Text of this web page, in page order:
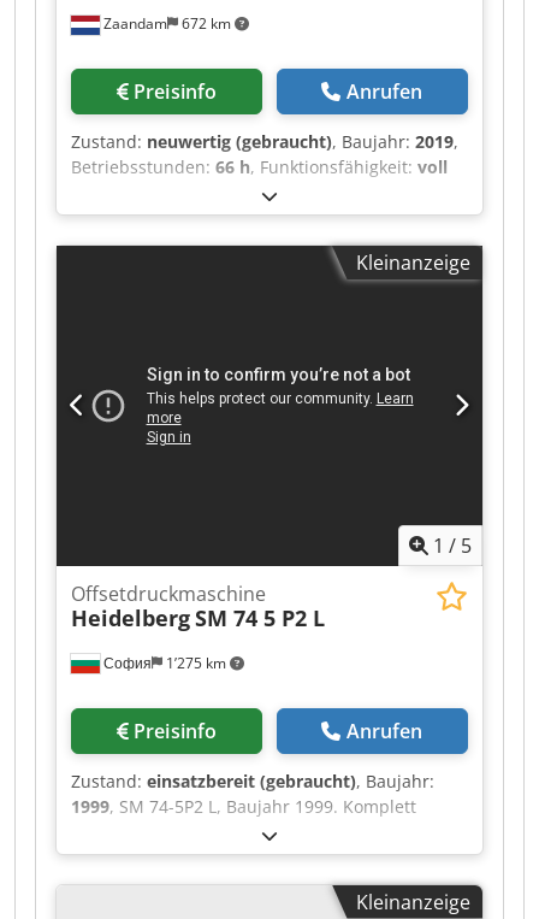
Zaandam 672 km
Preisinfo Anrufen
Zustand: neuwertig (gebraucht), Baujahr: 2019,
Betriebsstunden: 66 h, Funktionsfähigkeit: voll
, Format 60 x 75 cm, Presscenter
XL 2, Programm-gesteuerte Wascheinrichtung
für Farbwalzen, Gummituch- und
Druckzylinderwaschung, Alcolor Vario
Pulverbesprühung, AMS LED-UV-Trockner,
maximale Papierstärke 0,8 mm, maximale
Geschwindigkeit 15.000 Bogen/h, Wendung 2-3
oder 5- Cedpfoykr Rzsx Aizeha
Kleinanzeige
1 / 5
София 1’275 km
Offsetdruckmaschine
HeidelbergSM 74 5 P2 L
Preisinfo Anrufen
Zustand: einsatzbereit (gebraucht), Baujahr:
1999, SM 74-5P2 L, Baujahr 1999. Komplett
generalüberholt und erneuert durch Heidelberg
im Jahr 2012. Alle automatischen Waschsysteme.
Autoplate. Temperierwalzen. Technotrans. 198
Mio. Drucke. Chedpfx Aeyi Uxxjizsa Kleinanzeige